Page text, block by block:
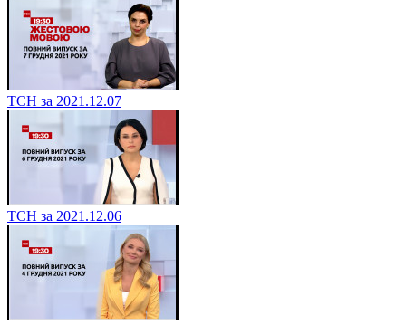
ТСН за 2021.12.07
ТСН за 2021.12.06